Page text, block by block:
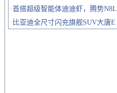
·首搭超级智能体迪迪虾，腾势N8L
· 比亚迪全尺寸闪充旗舰SUV大唐E